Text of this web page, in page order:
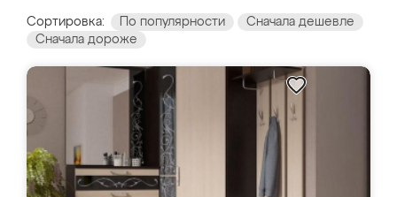
Сортировка: По популярности
Сначала дешевле
Сначала дороже